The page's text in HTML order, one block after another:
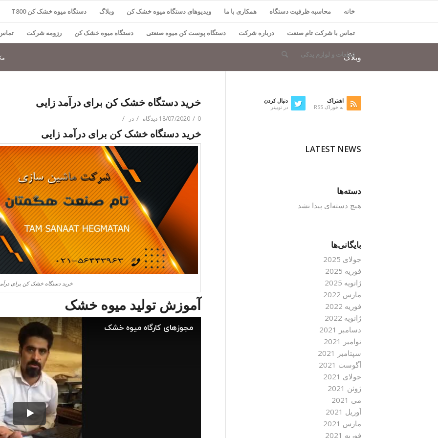
خانه محاسبه ظرفیت دستگاه همکاری با ما ویدیوهای دستگاه میوه خشک کن وبلاگ دستگاه میوه خشک کن T800
تماس با شرکت تام صنعت درباره شرکت دستگاه پوست کن میوه صنعتی دستگاه میوه خشک کن رزومه شرکت
قطعات و لوازم یدکی
وبلاگ
خرید دستگاه خشک کن برای درآمد زایی
18/07/2020 / 0 دیدگاه / در /
خرید دستگاه خشک کن برای درآمد زایی
خرید دستگاه خشک کن برای
آموزش تولید میوه خشک
دنبال کردن
در توییتر
اشتراک
به خوراک RSS
LATEST NEWS
دسته‌ها
هیچ دسته‌ای پیدا نشد
بایگانی‌ها
جولای 2025
فوریه 2025
ژانویه 2025
مارس 2022
فوریه 2022
ژانویه 2022
دسامبر 2021
نوامبر 2021
سپتامبر 2021
آگوست 2021
جولای 2021
ژوئن 2021
می 2021
آوریل 2021
مارس 2021
فوریه 2021